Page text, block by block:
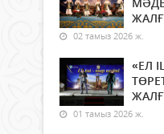
02 тамыз 2026 ж.
«ЕЛ
01 тамыз 2026 ж.